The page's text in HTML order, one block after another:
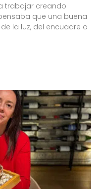
trabajar creando
que una buena
la luz, del encuadre o